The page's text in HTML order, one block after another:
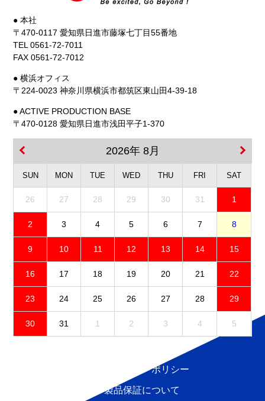
● 本社
〒470-0117 愛知県日進市藤塚七丁目55番地
TEL 0561-72-7011
FAX 0561-72-7012
● 横浜オフィス
〒224-0023 神奈川県横浜市都筑区東山田4-39-18
● ACTIVE PRODUCTION BASE
〒470-0128 愛知県日進市浅田平子1-370
2026年 8月
SUN MON TUE WED THU FRI SAT
26 27 28 29 30 31 1
2 3 4 5 6 7 8
9 10 11 12 13 14 15
16 17 18 19 20 21 22
23 24 25 26 27 28 29
30 31 1 2 3 4 5
プライバシーポリシー
製品保証について